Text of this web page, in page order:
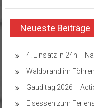
Neueste Beiträge
4. Einsatz in 24h –
Waldbrand im
Gauditag 2026 –
Eisessen zum